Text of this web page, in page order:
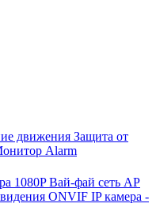
движения Защита от
Alarm